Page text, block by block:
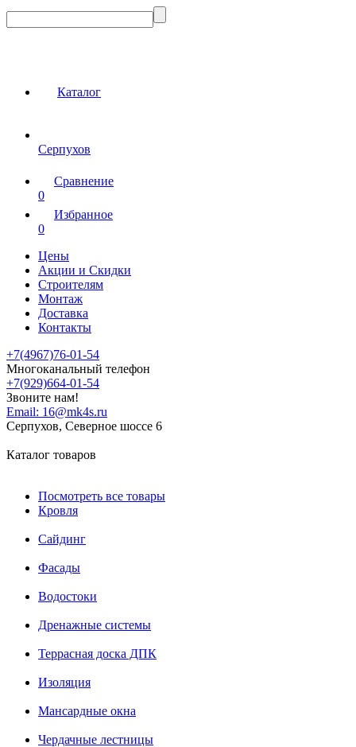
Каталог
Серпухов
Сравнение
0
Избранное
0
Цены
Акции и Скидки
Строителям
Монтаж
Доставка
Контакты
+7(4967)76-01-54
Многоканальный телефон
+7(929)664-01-54
Звоните нам!
Email: 16@mk4s.ru
Серпухов, Северное шоссе 6
Каталог товаров
Посмотреть все товары
Кровля
Сайдинг
Фасады
Водостоки
Дренажные системы
Террасная доска ДПК
Изоляция
Мансардные окна
Чердачные лестницы